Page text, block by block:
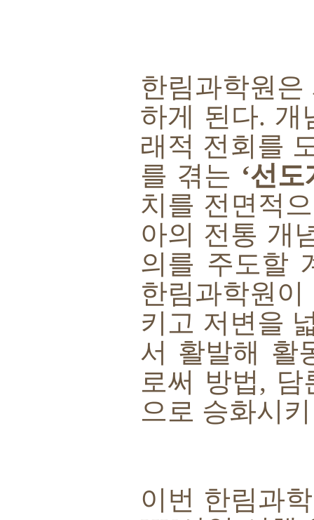
한림과학원
하게 된다. 개
래적 전회를
를 겪는 ‘선도
치를 전면적
아의 전통 개
의를 주도할
한림과학원
키고 저변을
서 활발해 활
로써 방법, 담
으로 승화시
이번 한림과